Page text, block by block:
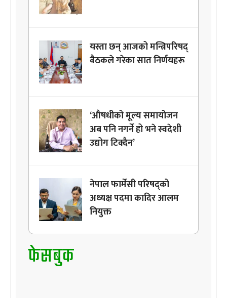
यस्ता छन् आजको मन्त्रिपरिषद्
बैठकले गरेका सात निर्णयहरू
‘औषधीको मूल्य समायोजन
अब पनि नगर्ने हो भने स्वदेशी
उद्योग टिक्दैन’
नेपाल फार्मेसी परिषद्को
अध्यक्ष पदमा कादिर आलम
नियुक्त
फेसबुक